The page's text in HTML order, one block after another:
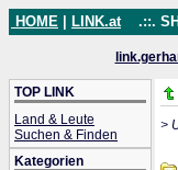
HOME LINK.at .::.
TOP LINK
Land & Leute
Suchen & Finden
Kategorien
>